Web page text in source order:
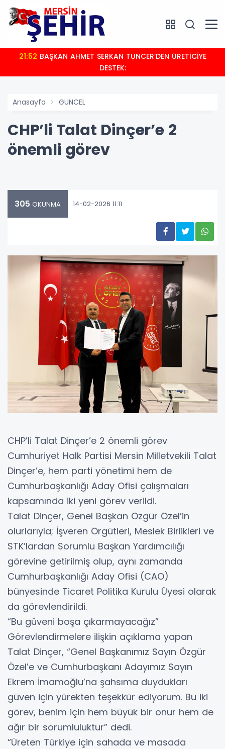
21:52
DESTEK:
Anasayfa GÜNCEL
CHP’li Talat Dinçer’e 2
önemli görev
305 OKUNMA 14-02-2026 11:11
CHP’li Talat Dinçer’e 2 önemli görev
Cumhuriyet Halk Partisi Mersin Milletvekili Talat
Dinçer’e, hem parti yönetimi hem de
Cumhurbaşkanlığı Aday Ofisi çalışmaları
kapsamında iki yeni görev verildi.
Talat Dinçer, Genel Başkan Özgür Özel’in
olurlarıyla; İşveren Örgütleri, Meslek Birlikleri ve
STK’lardan Sorumlu Başkan Yardımcılığı
görevine getirilmiş olup, aynı zamanda
Cumhurbaşkanlığı Aday Ofisi (CAO)
bünyesinde Ticaret Politika Kurulu Üyesi olarak
da görevlendirildi.
“Bu güveni boşa çıkarmayacağız”
Görevlendirmelere ilişkin açıklama yapan
Talat Dinçer, “Genel Başkanımız Sayın Özgür
Özel’e ve Cumhurbaşkanı Adayımız Sayın
Ekrem İmamoğlu’na şahsıma duydukları
güven için yürekten teşekkür ediyorum. Bu iki
görev, benim için hem büyük bir onur hem de
ağır bir sorumluluktur” dedi.
“Üreten Türkiye için sahada ve masada